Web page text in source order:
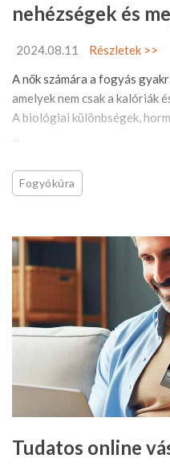
nehézségek és
2024.08.11
Részletek >>
A nők számára a fogyás
amelyek nem csak a kalóriák
A biológiai különbségek,
Fogyókúra
Tudatos online